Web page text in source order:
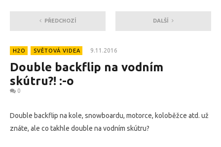
PŘEDCHOZÍ DALŠÍ
H2O SVĚTOVÁ VIDEA 9.11.2016
Double backflip na vodním
skútru?! :-o
0
Double backflip na kole, snowboardu, motorce, koloběžce atd. už
znáte, ale co takhle double na vodním skútru?